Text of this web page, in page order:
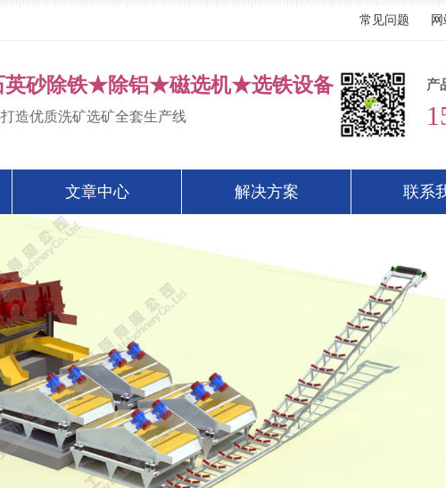
常见问题
英砂除铁★除铝★磁选机★选铁设备
造优质洗矿选矿全套生产线
产
文章中心 解决方案 联系